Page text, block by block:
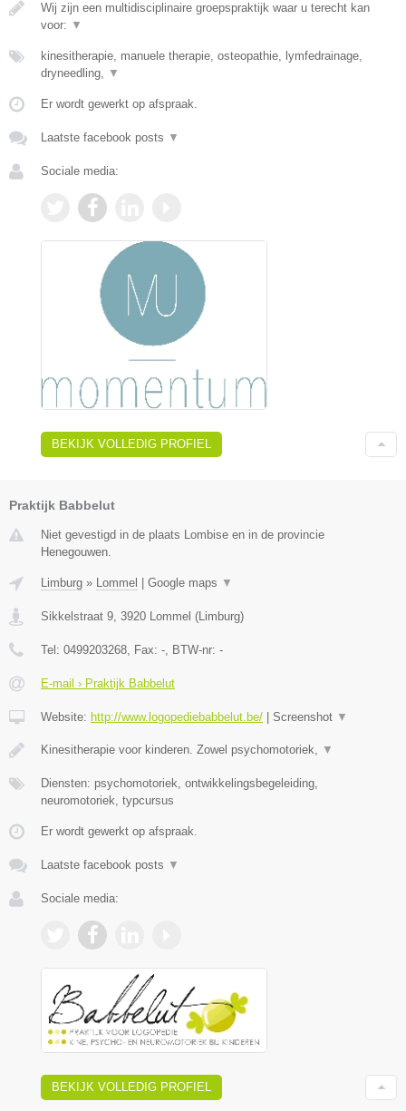
Wij zijn een multidisciplinaire groepspraktijk waar u terecht kan
voor: ▼
kinesitherapie, manuele therapie, osteopathie, lymfedrainage,
dryneedling,
▼
Er wordt gewerkt op afspraak.
Laatste facebook posts ▼
Sociale media:
BEKIJK VOLLEDIG PROFIEL
Praktijk Babbelut
Niet gevestigd in de plaats Lombise en in de provincie
Henegouwen.
Limburg » Lommel Google maps ▼
Sikkelstraat 9, 3920 Lommel (Limburg)
Tel: 0499203268, Fax: -, BTW-nr: -
E-mail › Praktijk Babbelut
Website: http://www.logopediebabbelut.be/ Screenshot ▼
Kinesitherapie voor kinderen. Zowel psychomotoriek, ▼
Diensten: psychomotoriek, ontwikkelingsbegeleiding,
neuromotoriek, typcursus
Er wordt gewerkt op afspraak.
Laatste facebook posts ▼
Sociale media:
BEKIJK VOLLEDIG PROFIEL